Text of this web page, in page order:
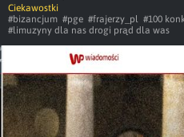
Ciekawostki
#bizancjum #pge #frajerzy_pl #100
#limuzyny dla nas drogi prąd dla was